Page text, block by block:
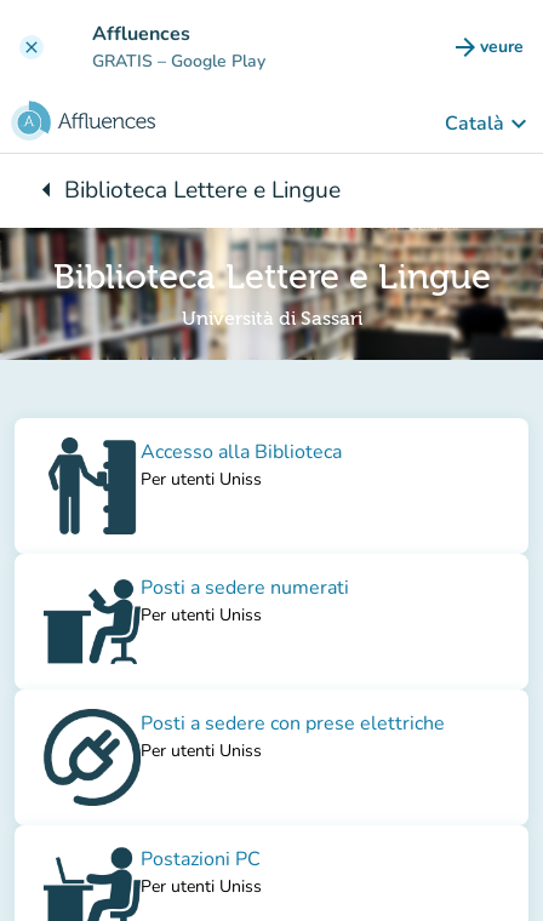
clear Affluences
GRATIS – Google Play arrow_forward veure
(new
Català keyboard_arrow_down
arrow_leftBack to:
Biblioteca Lettere e Lingue
Biblioteca Lettere e Lingue
Università di Sassari
Accesso alla Biblioteca
Per utenti Uniss
Posti a sedere numerati
Per utenti Uniss
Posti a sedere con prese elettriche
Per utenti Uniss
Postazioni PC
Per utenti Uniss